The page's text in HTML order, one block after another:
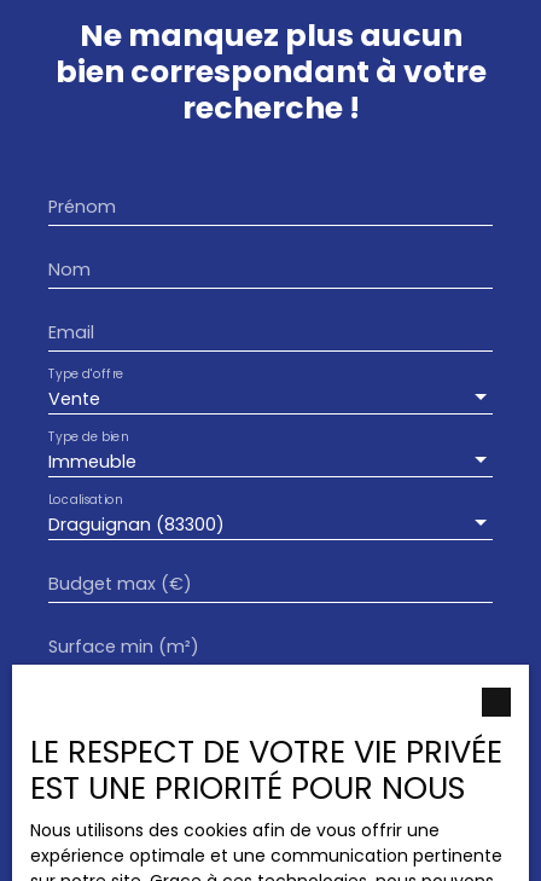
Ne manquez plus aucun
bien correspondant à votre
recherche !
Prénom
Nom
Email
Vente
Type d'offre
Immeuble
Type de bien
Draguignan (83300)
Localisation
Budget max (€)
Surface min (m²)
personnelles conformément au RGPD. Si vous
ne souhaitez pas faire l'objet de prospection
commerciale par voie téléphonique, vous
pouvez vous inscrire gratuitement sur la liste
d'opposition au démarchage téléphonique,
prévu par l'article L223-1 du code de la
LE RESPECT DE VOTRE VIE PRIVÉE
EST UNE PRIORITÉ POUR NOUS
Nous utilisons des cookies afin de vous offrir une
expérience optimale et une communication pertinente